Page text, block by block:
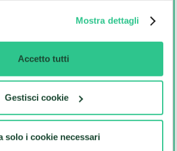
il proprio consenso in qualsiasi
sui cookie o facendo clic
della privacy.
vorremmo anche:
informazioni sulla tua posizione
un'approssimazione di qualche
il tuo dispositivo, scansionandolo
Mostra dettagli
Accetto tutti
Gestisci cookie
solo i cookie necessari
dei tuoi dati personali per scopi di profilazione al fine
e proposte commerciali personalizzate, anche
i tuoi dati ai nostri partner selezionati per accedere